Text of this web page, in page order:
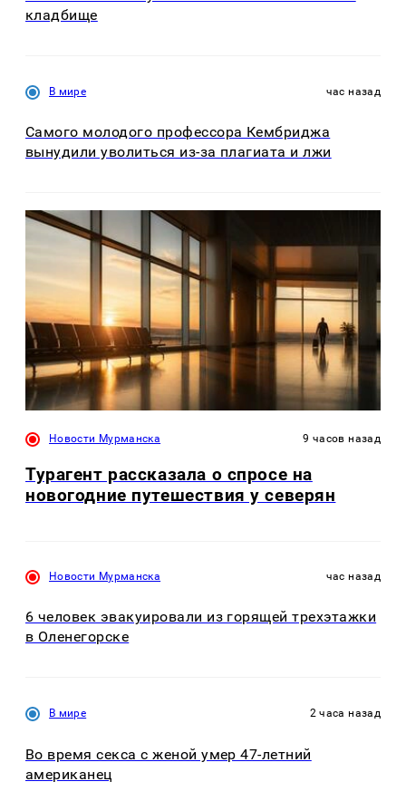
кладбище
В мире час назад
Самого молодого профессора Кембриджа
вынудили уволиться из-за плагиата и лжи
Новости Мурманска 9 часов назад
Турагент рассказала о спросе на
новогодние путешествия у северян
Новости Мурманска час назад
6 человек эвакуировали из горящей трехэтажки
в Оленегорске
В мире 2 часа назад
Во время секса с женой умер 47-летний
американец